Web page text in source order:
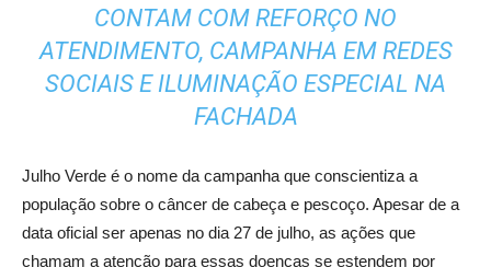
CONTAM COM REFORÇO NO
ATENDIMENTO, CAMPANHA EM REDES
SOCIAIS E ILUMINAÇÃO ESPECIAL NA
FACHADA
Julho Verde é o nome da campanha que conscientiza a
população sobre o câncer de cabeça e pescoço. Apesar de a
data oficial ser apenas no dia 27 de julho, as ações que
chamam a atenção para essas doenças se estendem por